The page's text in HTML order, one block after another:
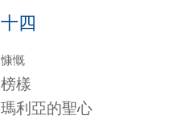
十四
慷慨
榜樣
瑪利亞的聖心